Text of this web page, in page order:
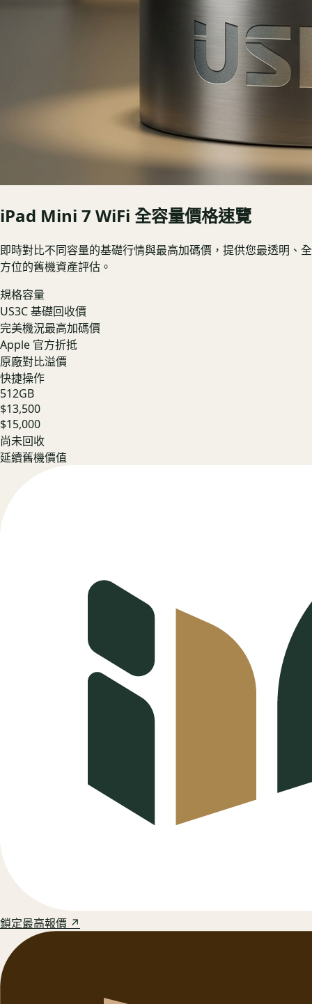
iPad Mini 7 WiFi 全容量價格速覽
即時對比不同容量的基礎行情與最高加碼價，提供您最透明、全
方位的舊機資產評估。
規格容量
US3C 基礎回收價
完美機況最高加碼價
Apple 官方折抵
原廠對比溢價
快捷操作
512GB
$13,500
$15,000
尚未回收
延續舊機價值
鎖定最高報價 ↗